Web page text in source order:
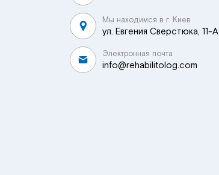
Мы находимся в г. Киев
ул. Евгения Сверстюка, 11-А
Электронная почта
info@rehabilitolog.com